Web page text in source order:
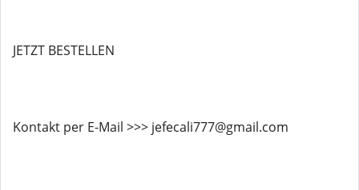
JETZT BESTELLEN
Kontakt per E-Mail >>> jefecali777@gmail.com